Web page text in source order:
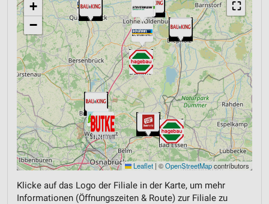
⛶
+
−
Leaflet | ©OpenStreetMapcontributors
Klicke auf das Logo der Filiale in der Karte, um mehr
Informationen (Öffnungszeiten & Route) zur Filiale zu